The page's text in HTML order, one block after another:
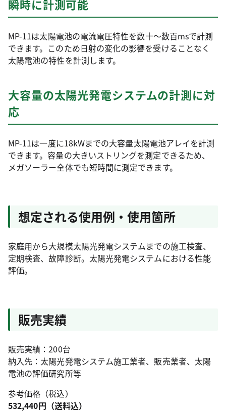
瞬時に計測可能
MP-11は太陽電池の電流電圧特性を数十～数百msで計測
できます。このため日射の変化の影響を受けることなく
太陽電池の特性を計測します。
大容量の太陽光発電システムの計測に対
応
MP-11は一度に18kWまでの大容量太陽電池アレイを計測
できます。容量の大きいストリングを測定できるため、
メガソーラー全体でも短時間に測定できます。
想定される使用例・使用箇所
家庭用から大規模太陽光発電システムまでの施工検査、
定期検査、故障診断。太陽光発電システムにおける性能
評価。
販売実績
販売実績：200台
納入先：太陽光発電システム施工業者、販売業者、太陽
電池の評価研究所等
参考価格（税込）
532,440円（送料込）